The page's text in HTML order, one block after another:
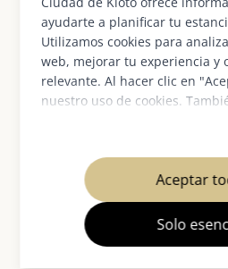
ayudarte a planificar tu
Utilizamos cookies para
web, mejorar tu experiencia y
relevante. Al hacer clic en
nuestro uso de cookies.
Aceptar
Solo
Qibla (Dirección de la Kaaba
Kyoto: 69 grados desde el
geodésico) en sentido
establecer el norte en el
la dirección correcta de Qibla
haya instrumentos eléctricos
influencia magnética cerca de